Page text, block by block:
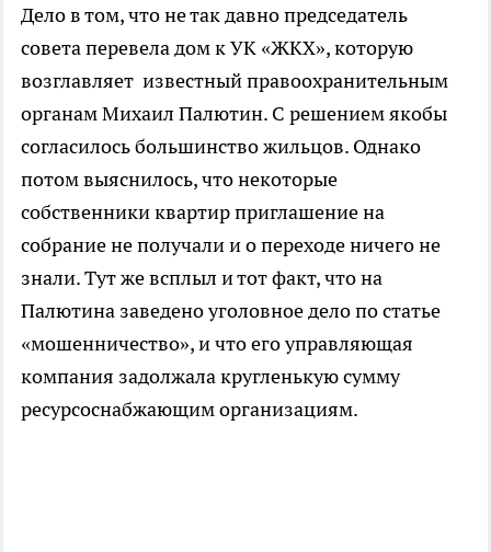
Дело в том, что не так давно председатель
совета перевела дом к УК «ЖКХ», которую
возглавляет известный правоохранительным
органам Михаил Палютин. С решением якобы
согласилось большинство жильцов. Однако
потом выяснилось, что некоторые
собственники квартир приглашение на
собрание не получали и о переходе ничего не
знали. Тут же всплыл и тот факт, что на
Палютина заведено уголовное дело по статье
«мошенничество», и что его управляющая
компания задолжала кругленькую сумму
ресурсоснабжающим организациям.